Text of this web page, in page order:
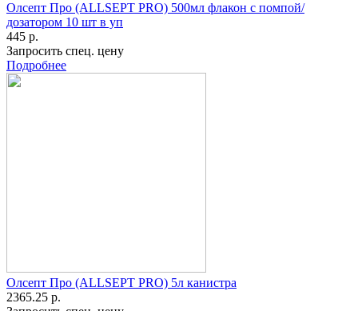
Олсепт Про (ALLSEPT PRO) 500мл флакон с помпой/
дозатором 10 шт в уп
445 р.
Запросить спец. цену
Подробнее
Олсепт Про (ALLSEPT PRO) 5л канистра
2365.25 р.